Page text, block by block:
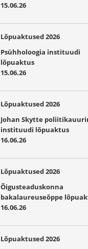
15.06.26
Lõpuaktused 2026
Psühholoogia instituudi
lõpuaktus
15.06.26
Lõpuaktused 2026
Johan Skytte
instituudi lõpuaktus
16.06.26
Lõpuaktused 2026
Õigusteaduskonna
bakalaureuseõppe
16.06.26
Lõpuaktused 2026